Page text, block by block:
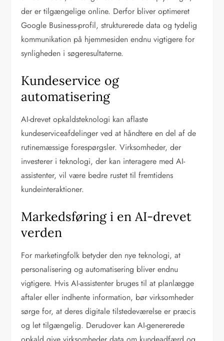
der er tilgængelige online. Derfor bliver optimeret
Google Business-profil, strukturerede data og tydelig
kommunikation på hjemmesiden endnu vigtigere for
synligheden i søgeresultaterne.
Kundeservice og
automatisering
AI-drevet opkaldsteknologi kan aflaste
kundeserviceafdelinger ved at håndtere en del af de
rutinemæssige forespørgsler. Virksomheder, der
investerer i teknologi, der kan interagere med AI-
assistenter, vil være bedre rustet til fremtidens
kundeinteraktioner.
Markedsføring i en AI-drevet
verden
For marketingfolk betyder den nye teknologi, at
personalisering og automatisering bliver endnu
vigtigere. Hvis AI-assistenter bruges til at planlægge
aftaler eller indhente information, bør virksomheder
sørge for, at deres digitale tilstedeværelse er præcis
og let tilgængelig. Derudover kan AI-genererede